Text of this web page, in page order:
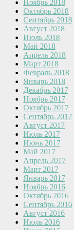
Ноябрь 2018
Октябрь 2018
Сентябрь 2018
Август 2018
Июль 2018
Май 2018
Апрель 2018
Март 2018
Февраль 2018
Январь 2018
Декабрь 2017
Ноябрь 2017
Октябрь 2017
Сентябрь 2017
Август 2017
Июль 2017
Июнь 2017
Май 2017
Апрель 2017
Март 2017
Январь 2017
Ноябрь 2016
Октябрь 2016
Сентябрь 2016
Август 2016
Июль 2016